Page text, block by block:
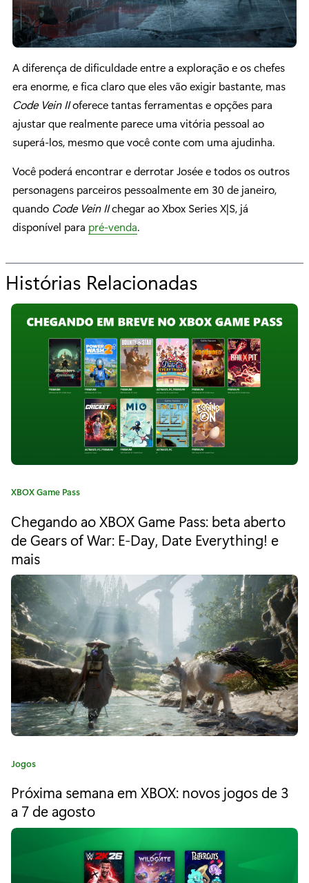
A diferença de dificuldade entre a exploração e os chefes
era enorme, e fica claro que eles vão exigir bastante, mas
Code Vein IIoferece tantas ferramentas e opções para
ajustar que realmente parece uma vitória pessoal ao
superá-los, mesmo que você conte com uma ajudinha.
Você poderá encontrar e derrotar Josée e todos os outros
personagens parceiros pessoalmente em 30 de janeiro,
quando Code Vein IIchegar ao Xbox Series X|S, já
disponível para pré-venda.
Histórias Relacionadas
a
r
a
“
T
a
l
z
o
v
e
r
d
a
d
e
o
C
o
d
C
t
e
o
r
i
a
:
XBOX Game Pass
Chegando ao XBOX Game Pass: beta aberto
de Gears of War: E-Day, Date Everything! e
mais
C
t
e
o
Jogos
Próxima semana em XBOX: novos jogos de 3
a 7 de agosto